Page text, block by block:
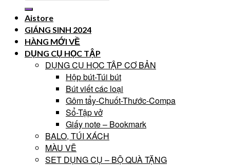
Aistore
GIÁNG SINH 2024
HÀNG MỚI VỀ
DỤNG CỤ HỌC TẬP
DỤNG CỤ HỌC TẬP CƠ BẢN
Hộp bút-Túi bút
Bút viết các loại
Gôm tẩy-Chuốt-Thước-Compa
Sổ-Tập vở
Giấy note – Bookmark
BALO, TÚI XÁCH
MÀU VẼ
SET DỤNG CỤ – BỘ QUÀ TẶNG